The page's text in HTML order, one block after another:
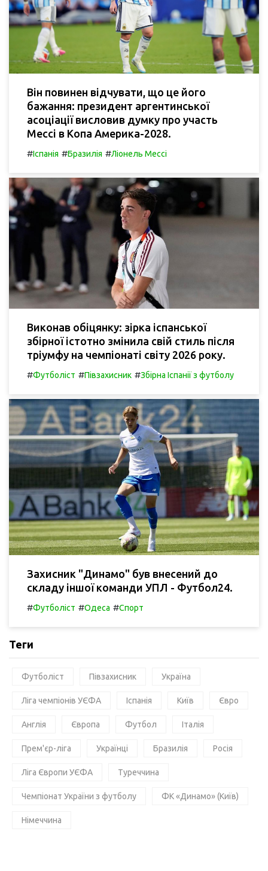
Він повинен відчувати, що це його
бажання: президент аргентинської
асоціації висловив думку про участь
Мессі в Копа Америка-2028.
#Іспанія #Бразилія #Ліонель Мессі
Виконав обіцянку: зірка іспанської
збірної істотно змінила свій стиль після
тріумфу на чемпіонаті світу 2026 року.
#Футболіст #Півзахисник #Збірна Іспанії з футболу
Захисник "Динамо" був внесений до
складу іншої команди УПЛ - Футбол24.
#Футболіст #Одеса #Спорт
Теги
Футболіст Півзахисник Україна
Ліга чемпіонів УЄФА Іспанія Київ Євро
Англія Європа Футбол Італія
Прем'єр-ліга Українці Бразилія Росія
Ліга Європи УЄФА Туреччина
Чемпіонат України з футболу ФК «Динамо» (Київ)
Німеччина